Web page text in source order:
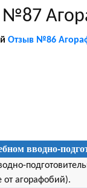
№87
Отзыв №86
вводно-
от агорафобий).